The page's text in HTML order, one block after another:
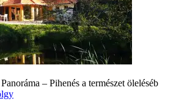
– Pihenés a természet öleléséb